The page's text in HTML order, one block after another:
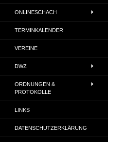
ONLINESCHACH
TERMINKALENDER
VEREINE
DWZ
ORDNUNGEN &
PROTOKOLLE
LINKS
DATENSCHUTZERKLÄRUNG